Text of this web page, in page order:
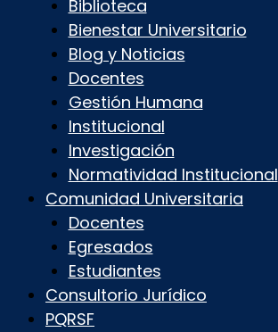
Biblioteca
Bienestar Universitario
Blog y Noticias
Docentes
Gestión Humana
Institucional
Investigación
Normatividad Institucional
Comunidad Universitaria
Docentes
Egresados
Estudiantes
Consultorio Jurídico
PQRSF